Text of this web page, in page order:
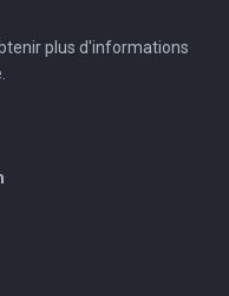
plus d'informations